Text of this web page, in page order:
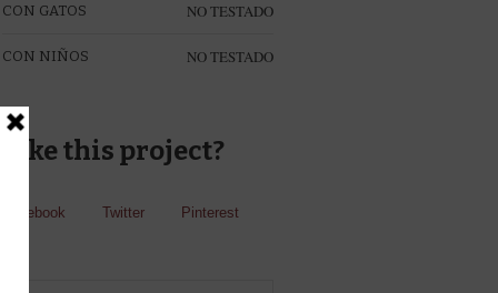
CON GATOS NO TESTADO
CON NIÑOS NO TESTADO
Like this project?
Facebook Twitter Pinterest